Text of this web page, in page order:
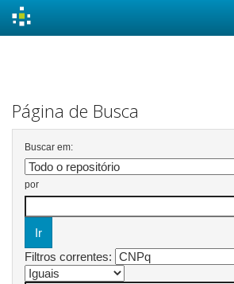
Página de Busca
Buscar em:
por
Filtros correntes: